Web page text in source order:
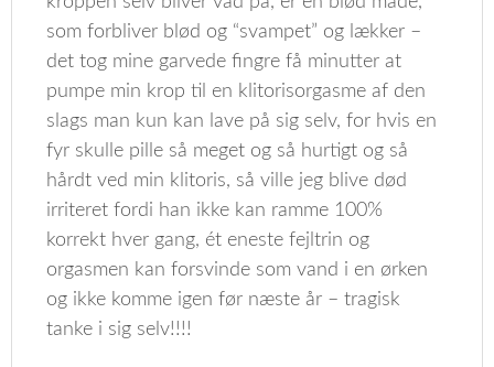
som forbliver blød og “svampet” og lækker –
det tog mine garvede fingre få minutter at
pumpe min krop til en klitorisorgasme af den
slags man kun kan lave på sig selv, for hvis en
fyr skulle pille så meget og så hurtigt og så
hårdt ved min klitoris, så ville jeg blive død
irriteret fordi han ikke kan ramme 100%
korrekt hver gang, ét eneste fejltrin og
orgasmen kan forsvinde som vand i en ørken
og ikke komme igen før næste år – tragisk
tanke i sig selv!!!!